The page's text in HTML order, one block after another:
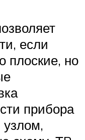
если
плоские, но
прибора
узлом,